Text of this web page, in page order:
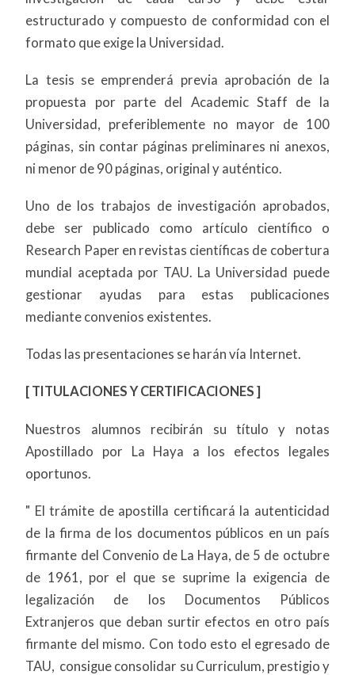
estructurado y compuesto de conformidad con el
formato que exige la Universidad.
La tesis se emprenderá previa aprobación de la
propuesta por parte del Academic Staff de la
Universidad, preferiblemente no mayor de 100
páginas, sin contar páginas preliminares ni anexos,
ni menor de 90 páginas, original y auténtico.
Uno de los trabajos de investigación aprobados,
debe ser publicado como artículo científico o
Research Paper en revistas científicas de cobertura
mundial aceptada por TAU. La Universidad puede
gestionar ayudas para estas publicaciones
mediante convenios existentes.
Todas las presentaciones se harán vía Internet.
[ TITULACIONES Y CERTIFICACIONES ]
Nuestros alumnos recibirán su título y notas
Apostillado por La Haya a los efectos legales
oportunos.
" El trámite de apostilla certificará la autenticidad
de la firma de los documentos públicos en un país
firmante del Convenio de La Haya, de 5 de octubre
de 1961, por el que se suprime la exigencia de
legalización de los Documentos Públicos
Extranjeros que deban surtir efectos en otro país
firmante del mismo. Con todo esto el egresado de
TAU, consigue consolidar su Curriculum, prestigio y